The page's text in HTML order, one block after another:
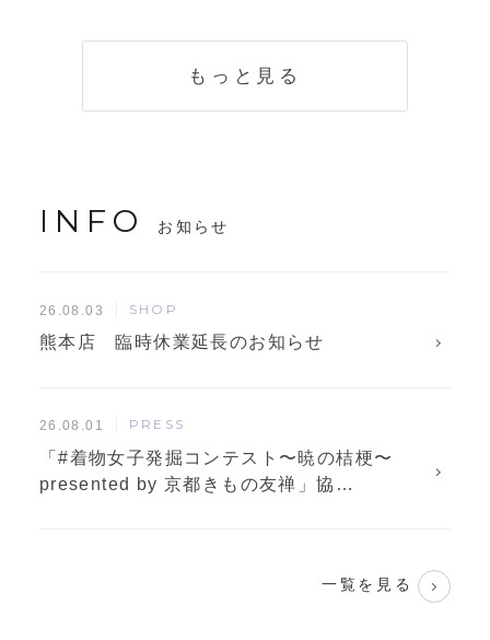
もっと見る
INFO お知らせ
26.08.03 SHOP
熊本店 臨時休業延長のお知らせ
26.08.01 PRESS
「#着物女子発掘コンテスト〜暁の桔梗〜
presented by 京都きもの友禅」協…
一覧を見る